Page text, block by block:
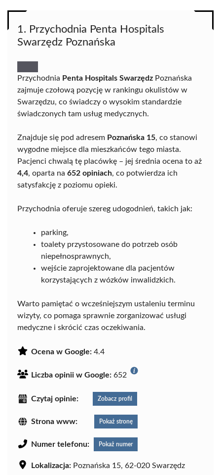
1. Przychodnia Penta Hospitals
Swarzędz Poznańska
Przychodnia Penta Hospitals Swarzędz Poznańska
zajmuje czołową pozycję w rankingu okulistów w
Swarzędzu, co świadczy o wysokim standardzie
świadczonych tam usług medycznych.
Znajduje się pod adresem Poznańska 15, co stanowi
wygodne miejsce dla mieszkańców tego miasta.
Pacjenci chwalą tę placówkę – jej średnia ocena to aż
4,4, oparta na 652 opiniach, co potwierdza ich
satysfakcję z poziomu opieki.
Przychodnia oferuje szereg udogodnień, takich jak:
parking,
toalety przystosowane do potrzeb osób
niepełnosprawnych,
wejście zaprojektowane dla pacjentów
korzystających z wózków inwalidzkich.
Warto pamiętać o wcześniejszym ustaleniu terminu
wizyty, co pomaga sprawnie zorganizować usługi
medyczne i skrócić czas oczekiwania.
Ocena w Google: 4.4
Liczba opinii w Google: 652
Czytaj opinie: Zobacz profil
Strona www: Pokaż stronę
Numer telefonu: Pokaż numer
Lokalizacja: Poznańska 15, 62-020 Swarzędz